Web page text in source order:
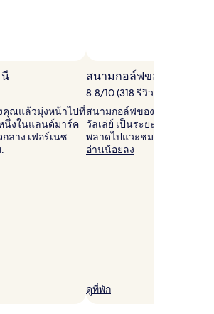
นี
คุณแล้วมุ่งหน้าไปที่
นึ่งในแลนด์มาร์ค
ลาง เฟอร์เนซ
สนามกอล์ฟของปีศาจ
8.8/10 (318 รีวิว)
สนามกอล์ฟของปีศาจ อยู่ห่าง
วัลเล่ย์ เป็นระยะทาง 9.4 กม.
พลาดไปแวะชมคงเสียดายแย่
อ่านน้อยลง
ดูที่พัก